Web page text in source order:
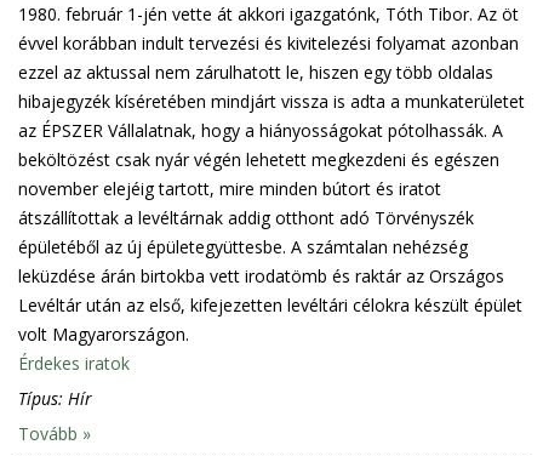
1980. február 1-jén vette át akkori igazgatónk, Tóth Tibor. Az öt
évvel korábban indult tervezési és kivitelezési folyamat azonban
ezzel az aktussal nem zárulhatott le, hiszen egy több oldalas
hibajegyzék kíséretében mindjárt vissza is adta a munkaterületet
az ÉPSZER Vállalatnak, hogy a hiányosságokat pótolhassák. A
beköltözést csak nyár végén lehetett megkezdeni és egészen
november elejéig tartott, mire minden bútort és iratot
átszállítottak a levéltárnak addig otthont adó Törvényszék
épületéből az új épületegyüttesbe. A számtalan nehézség
leküzdése árán birtokba vett irodatömb és raktár az Országos
Levéltár után az első, kifejezetten levéltári célokra készült épület
volt Magyarországon.
Érdekes iratok
Típus: Hír
Tovább »